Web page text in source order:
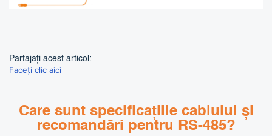
Partajați acest articol:
Faceți clic aici
Care sunt specificațiile cablului și
recomandări pentru RS-485?